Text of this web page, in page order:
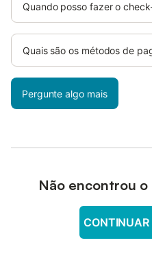
Quando posso fazer o
Quais são os métodos de
Pergunte algo mais
Não encontrou
CONTINUAR